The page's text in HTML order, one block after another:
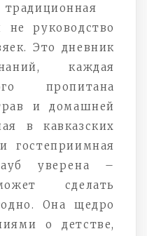
традиционная
не руководство
Это дневник
каждая
пропитана
и домашней
в кавказских
гостеприимная
уверена –
сделать
Она щедро
о детстве,